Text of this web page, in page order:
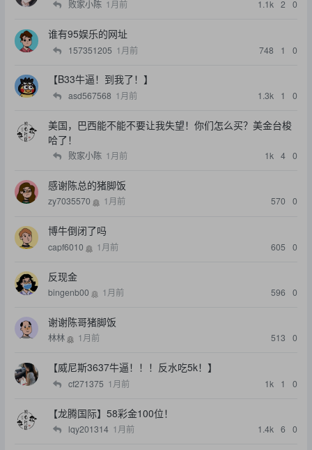
败家小陈 1月前 1.1k 2 0
谁有95娱乐的网址
157351205 1月前 748 1 0
【B33牛逼！到我了！】
asd567568 1月前 1.3k 1 0
美国，巴西能不能不要让我失望！你们怎么买？美金台梭
哈了！
败家小陈 1月前 1k 4 0
感谢陈总的猪脚饭
zy7035570 1月前 570 0
博牛倒闭了吗
capf6010 1月前 605 0
反现金
bingenb00 1月前 596 0
谢谢陈哥猪脚饭
林林 1月前 513 0
【威尼斯3637牛逼！！！反水吃5k！】
cf271375 1月前 1k 1 0
【龙腾国际】58彩金100位！
lqy201314 1月前 1.4k 6 0